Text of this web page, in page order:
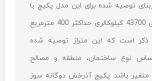
توصیه شده برای این مدل پکیج با
ظرفیت حرارتی 43700 کیلوکالری حداکثر 400 مترمربع
ذکر است که این متراژ توصیه شده
نوع ساختمان، منطقه و مصالح
متغیر باشد. پکیج آذرخش دوگانه سوز